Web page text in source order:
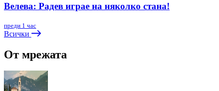
Велева: Радев играе на няколко стана!
преди 1 час
Всички
От мрежата